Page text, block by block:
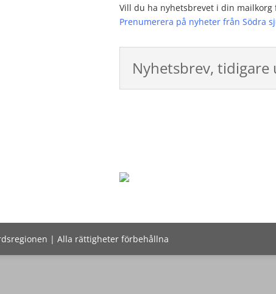
Vill du ha nyhetsbrevet i din mailkorg
Prenumerera på nyheter från Södra
Nyhetsbrev, tidigare
| Alla rättigheter förbehållna